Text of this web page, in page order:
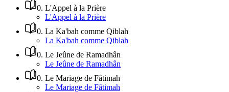
0. L'Appel à la Prière
L'Appel à la Prière
0. La Ka'bah comme Qiblah
La Ka'bah comme Qiblah
0. Le Jeûne de Ramadhân
Le Jeûne de Ramadhân
0. Le Mariage de Fâtimah
Le Mariage de Fâtimah